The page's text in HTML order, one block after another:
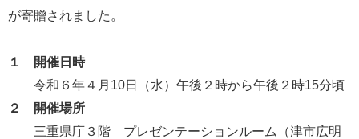
が寄贈されました。
１ 開催日時
令和６年４月10日（水）午後２時から午後２時15分頃
２ 開催場所
三重県庁３階 プレゼンテーションルーム（津市広明